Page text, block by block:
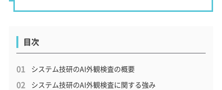
目次
システム技研のAI外観検査の概要
システム技研のAI外観検査に関する強み